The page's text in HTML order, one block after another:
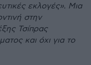
εκλογές». Μια
στην
Τσίπρας
και όχι για το